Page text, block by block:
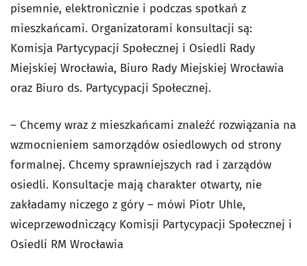
pisemnie, elektronicznie i podczas spotkań z
mieszkańcami. Organizatorami konsultacji są:
Komisja Partycypacji Społecznej i Osiedli Rady
Miejskiej Wrocławia, Biuro Rady Miejskiej Wrocławia
oraz Biuro ds. Partycypacji Społecznej.
– Chcemy wraz z mieszkańcami znaleźć rozwiązania na
wzmocnieniem samorządów osiedlowych od strony
formalnej. Chcemy sprawniejszych rad i zarządów
osiedli. Konsultacje mają charakter otwarty, nie
zakładamy niczego z góry – mówi Piotr Uhle,
wiceprzewodniczący Komisji Partycypacji Społecznej i
Osiedli RM Wrocławia